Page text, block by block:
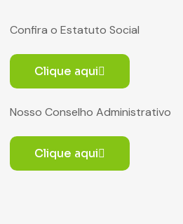
Confira o Estatuto Social
Clique aqui
Nosso Conselho Administrativo
Clique aqui